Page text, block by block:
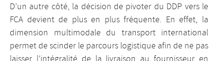
D’un autre côté, la décision de pivoter du DDP vers le
FCA devient de plus en plus fréquente. En effet, la
dimension multimodale du transport international
permet de scinder le parcours logistique afin de ne pas